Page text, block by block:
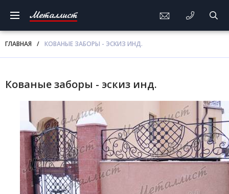
Металлист
ГЛАВНАЯ / КОВАНЫЕ ЗАБОРЫ - ЭСКИЗ ИНД.
Кованые заборы - эскиз инд.